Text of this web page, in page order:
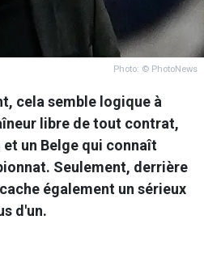
Photo: © PhotoNews
cela semble logique à
libre de tout contrat,
un Belge qui connaît
Seulement, derrière
également un sérieux
d'un.